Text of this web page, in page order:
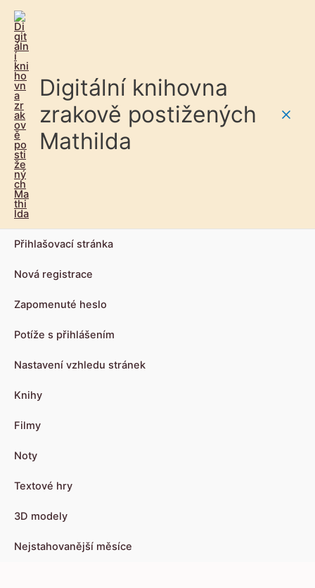
Digitální knihovna
zrakově postižených
Mathilda
Přihlašovací stránka
Nová registrace
Zapomenuté heslo
Potíže s přihlášením
Nastavení vzhledu stránek
Knihy
Filmy
Noty
Textové hry
3D modely
Nejstahovanější měsíce